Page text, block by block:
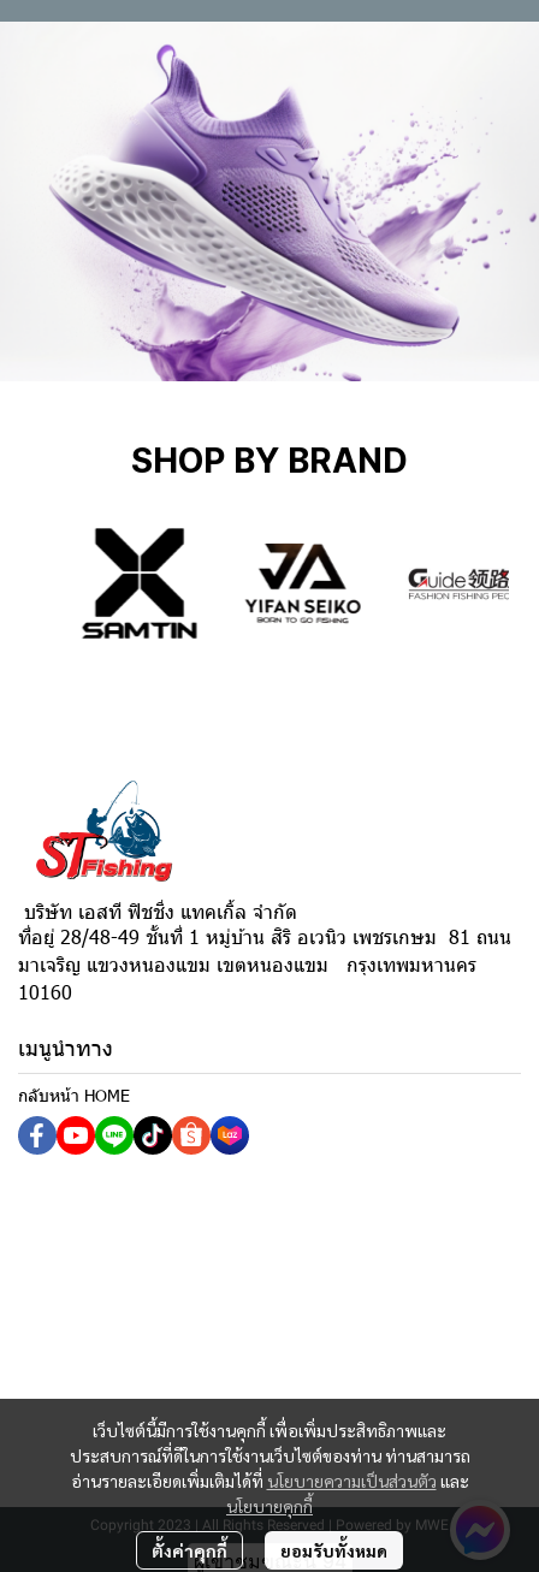
SHOP BY BRAND
เว็บไซต์นี้มีการใช้งานคุกกี้ เพื่อเพิ่มประสิทธิภาพและ
ประสบการณ์ที่ดีในการใช้งานเว็บไซต์ของท่าน ท่านสามารถ
อ่านรายละเอียดเพิ่มเติมได้ที่ นโยบายความเป็นส่วนตัว และ
นโยบายคุกกี้
ตั้งค่าคุกกี้ ยอมรับทั้งหมด
บริษัท เอสที ฟิชชิ่ง แทคเกิ้ล จำกัด
ที่อยู่ 28/48-49 ชั้นที่ 1 หมู่บ้าน สิริ อเวนิว เพชรเกษม 81 ถนน
มาเจริญ แขวงหนองแขม เขตหนองแขม กรุงเทพมหานคร
10160
เมนูนำทาง
กลับหน้า HOME
Copyright 2023 | All Rights Reserved | Powered by MWE
ผู้เข้าชมขณะนี้94